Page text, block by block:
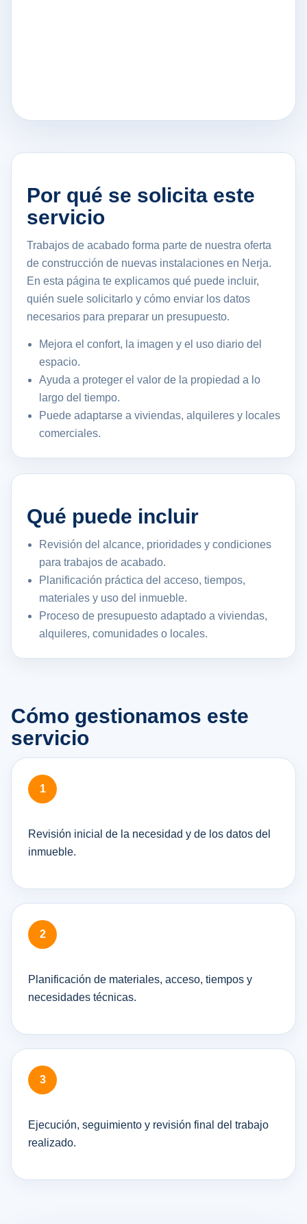
Por qué se solicita este
servicio
Trabajos de acabado forma parte de nuestra oferta
de construcción de nuevas instalaciones en Nerja.
En esta página te explicamos qué puede incluir,
quién suele solicitarlo y cómo enviar los datos
necesarios para preparar un presupuesto.
Mejora el confort, la imagen y el uso diario del
espacio.
Ayuda a proteger el valor de la propiedad a lo
largo del tiempo.
Puede adaptarse a viviendas, alquileres y locales
comerciales.
Qué puede incluir
Revisión del alcance, prioridades y condiciones
para trabajos de acabado.
Planificación práctica del acceso, tiempos,
materiales y uso del inmueble.
Proceso de presupuesto adaptado a viviendas,
alquileres, comunidades o locales.
Cómo gestionamos este
servicio
Revisión inicial de la necesidad y de los datos del
inmueble.
Planificación de materiales, acceso, tiempos y
necesidades técnicas.
Ejecución, seguimiento y revisión final del trabajo
realizado.